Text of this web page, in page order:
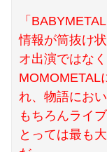
「
情報が筒抜け
オ出演ではな
MOMOMETAL
れ、物語にお
もちろんライ
とっては最も